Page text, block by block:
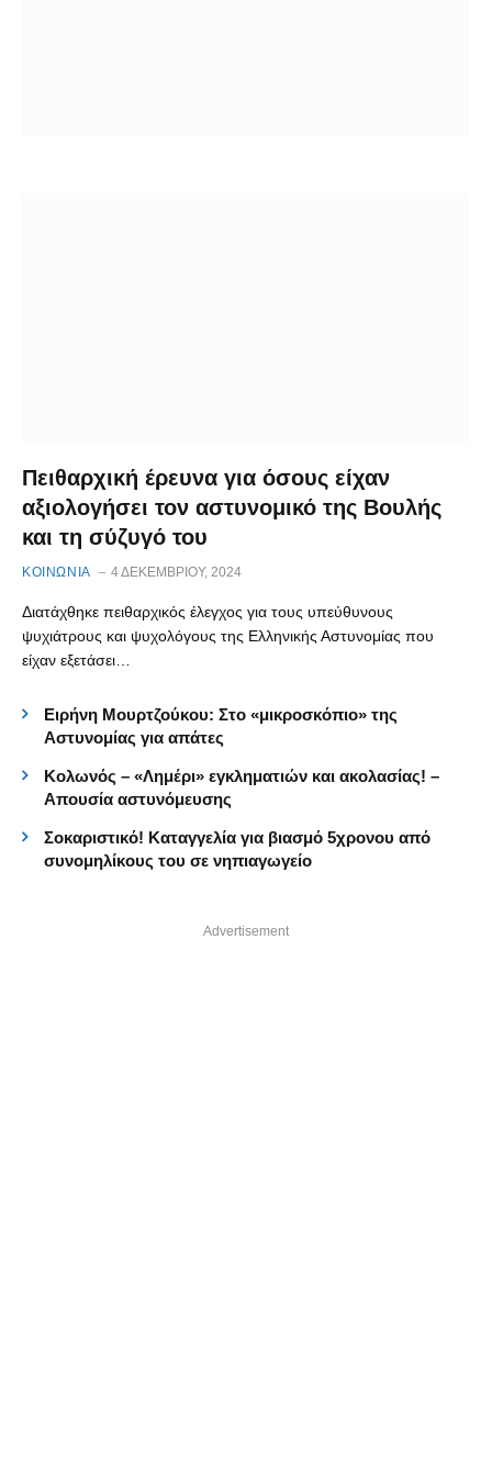
Πειθαρχική έρευνα για όσους είχαν
αξιολογήσει τον αστυνομικό της Βουλής
και τη σύζυγό του
ΚΟΙΝΩΝΙΑ 4 ΔΕΚΕΜΒΡΊΟΥ, 2024
Διατάχθηκε πειθαρχικός έλεγχος για τους υπεύθυνους
ψυχιάτρους και ψυχολόγους της Ελληνικής Αστυνομίας που
είχαν εξετάσει…
Ειρήνη Μουρτζούκου: Στο «μικροσκόπιο» της
Αστυνομίας για απάτες
Κολωνός – «Λημέρι» εγκληματιών και ακολασίας! –
Απουσία αστυνόμευσης
Σοκαριστικό! Καταγγελία για βιασμό 5χρονου από
συνομηλίκους του σε νηπιαγωγείο
Advertisement